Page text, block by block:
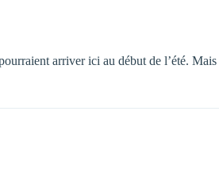
arriver ici au début de l’été.